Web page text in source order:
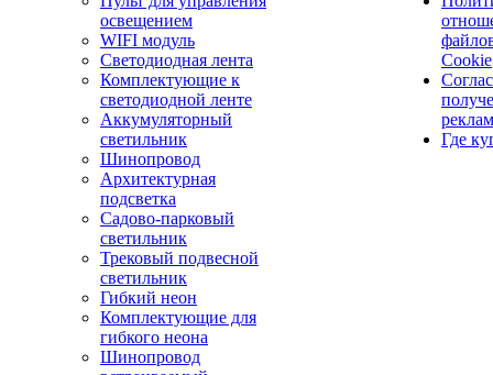
освещением
WIFI модуль
Светодиодная лента
Комплектующие к
светодиодной ленте
Аккумуляторный
светильник
Шинопровод
Архитектурная
подсветка
Садово-парковый
светильник
Трековый подвесной
светильник
Гибкий неон
Комплектующие для
гибкого неона
Шинопровод
Cookie
Где